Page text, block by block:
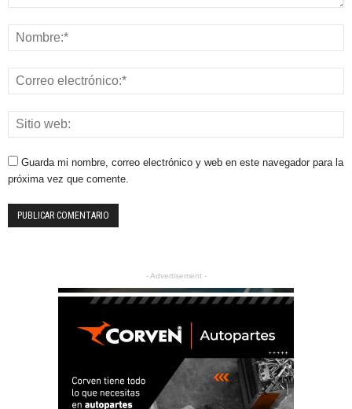
Guarda mi nombre, correo electrónico y web en este navegador para la
próxima vez que comente.
- Advertisement -